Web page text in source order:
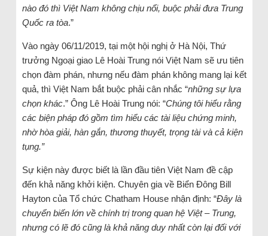
nào đó thì Việt Nam không chịu nổi, buộc phải đưa Trung
Quốc ra tòa.”
Vào ngày 06/11/2019, tại một hội nghị ở Hà Nội, Thứ
trưởng Ngoại giao Lê Hoài Trung nói Việt Nam sẽ ưu tiên
chọn đàm phán, nhưng nếu đàm phán không mang lại kết
quả, thì Việt Nam bắt buộc phải cân nhắc “những sự lựa
chọn khác.” Ông Lê Hoài Trung nói: “Chúng tôi hiểu rằng
các biện pháp đó gồm tìm hiểu các tài liệu chứng minh,
nhờ hòa giải, hàn gắn, thương thuyết, trọng tài và cả kiện
tụng.”
Sự kiện này được biết là lần đầu tiên Việt Nam đề cập
đến khả năng khởi kiện. Chuyên gia về Biển Đông Bill
Hayton của Tổ chức Chatham House nhận định: “Đây là
chuyển biến lớn về chính trị trong quan hệ Việt – Trung,
nhưng có lẽ đó cũng là khả năng duy nhất còn lại đối với